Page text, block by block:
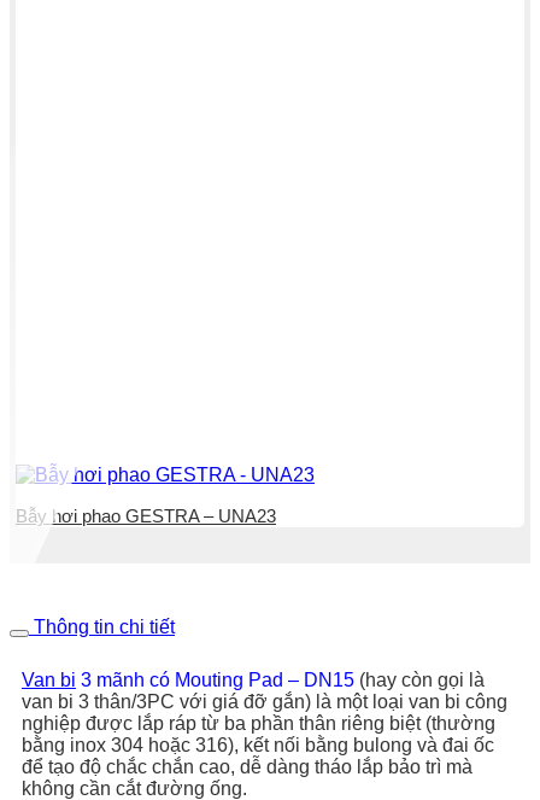
Bẫy hơi phao GESTRA – UNA23
Thông tin chi tiết
Van bi 3 mãnh có Mouting Pad – DN15 (hay còn gọi là
van bi 3 thân/3PC với giá đỡ gắn) là một loại van bi công
nghiệp được lắp ráp từ ba phần thân riêng biệt (thường
bằng inox 304 hoặc 316), kết nối bằng bulong và đai ốc
để tạo độ chắc chắn cao, dễ dàng tháo lắp bảo trì mà
không cần cắt đường ống.